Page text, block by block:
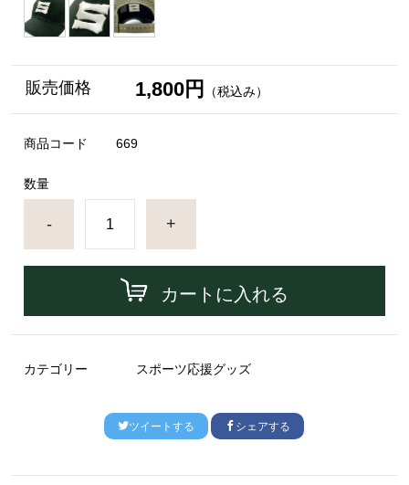
販売価格 1,800円 （税込み）
商品コード 669
数量
- +
カートに入れる
カテゴリー スポーツ応援グッズ
ツイートする シェアする